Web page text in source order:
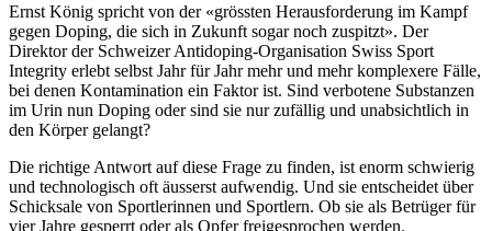
Ernst König spricht von der «grössten Herausforderung im Kampf
gegen Doping, die sich in Zukunft sogar noch zuspitzt». Der
Direktor der Schweizer Antidoping-Organisation Swiss Sport
Integrity erlebt selbst Jahr für Jahr mehr und mehr komplexere Fälle,
bei denen Kontamination ein Faktor ist. Sind verbotene Substanzen
im Urin nun Doping oder sind sie nur zufällig und unabsichtlich in
den Körper gelangt?
Die richtige Antwort auf diese Frage zu finden, ist enorm schwierig
und technologisch oft äusserst aufwendig. Und sie entscheidet über
Schicksale von Sportlerinnen und Sportlern. Ob sie als Betrüger für
vier Jahre gesperrt oder als Opfer freigesprochen werden.